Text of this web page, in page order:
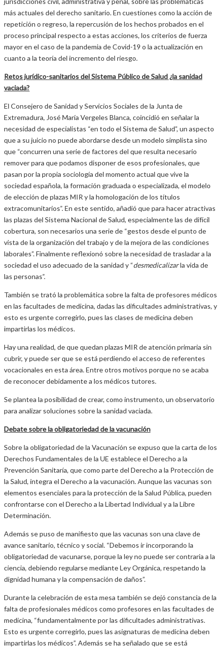
más actuales del derecho sanitario. En cuestiones como la acción de
repetición o regreso, la repercusión de los hechos probados en el
proceso principal respecto a estas acciones, los criterios de fuerza
mayor en el caso de la pandemia de Covid-19 o la actualización en
cuanto a la teoría del incremento del riesgo.
Retos jurídico-sanitarios del Sistema Público de Salud ¿la sanidad
vaciada?
El Consejero de Sanidad y Servicios Sociales de la Junta de
Extremadura, José María Vergeles Blanca, coincidió en señalar la
necesidad de especialistas “en todo el Sistema de Salud”, un aspecto
que a su juicio no puede abordarse desde un modelo simplista sino
que “concurren una serie de factores del que resulta necesario
remover para que podamos disponer de esos profesionales, que
pasan por la propia sociología del momento actual que vive la
sociedad española, la formación graduada o especializada, el modelo
de elección de plazas MIR y la homologación de los títulos
extracomunitarios”. En este sentido, añadió que para hacer atractivas
las plazas del Sistema Nacional de Salud, especialmente las de difícil
cobertura, son necesarios una serie de “gestos desde el punto de
vista de la organización del trabajo y de la mejora de las condiciones
laborales”. Finalmente reflexionó sobre la necesidad de trasladar a la
sociedad el uso adecuado de la sanidad y “desmedicalizarla vida de
las personas”.
También se trató la problemática sobre la falta de profesores médicos
en las facultades de medicina, dadas las dificultades administrativas, y
esto es urgente corregirlo, pues las clases de medicina deben
impartirlas los médicos.
Hay una realidad, de que quedan plazas MIR de atención primaria sin
cubrir, y puede ser que se está perdiendo el acceso de referentes
vocacionales en esta área. Entre otros motivos porque no se acaba
de reconocer debidamente a los médicos tutores.
Se plantea la posibilidad de crear, como instrumento, un observatorio
para analizar soluciones sobre la sanidad vaciada.
Debate sobre la obligatoriedad de la vacunación
Sobre la obligatoriedad de la Vacunación se expuso que la carta de los
Derechos Fundamentales de la UE establece el Derecho a la
Prevención Sanitaría, que como parte del Derecho a la Protección de
la Salud, integra el Derecho a la vacunación. Aunque las vacunas son
elementos esenciales para la protección de la Salud Pública, pueden
confrontarse con el Derecho a la Libertad Individual y a la Libre
Determinación.
Además se puso de manifiesto que las vacunas son una clave de
avance sanitario, técnico y social. “Debemos ir incorporando la
obligatoriedad de vacunarse, porque la ley no puede ser contraria a la
ciencia, debiendo regularse mediante Ley Orgánica, respetando la
dignidad humana y la compensación de daños”.
Durante la celebración de esta mesa también se dejó constancia de la
falta de profesionales médicos como profesores en las facultades de
medicina, “fundamentalmente por las dificultades administrativas.
Esto es urgente corregirlo, pues las asignaturas de medicina deben
impartirlas los médicos”. Además se ha señalado que se está